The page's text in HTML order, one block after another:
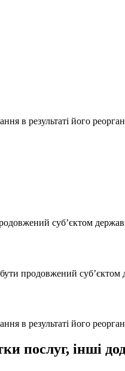
в результаті його
суб’єктом
продовжений суб’єктом
в результаті його
послуг, інші